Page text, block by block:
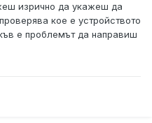
изрично да укажеш да
кое е устройството
е проблемът да направиш